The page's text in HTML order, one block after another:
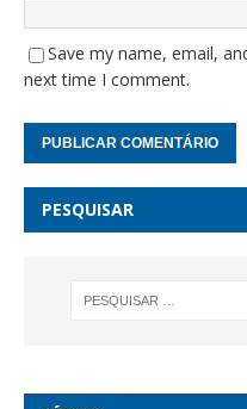
Save my name, email,
next time I comment.
PESQUISAR